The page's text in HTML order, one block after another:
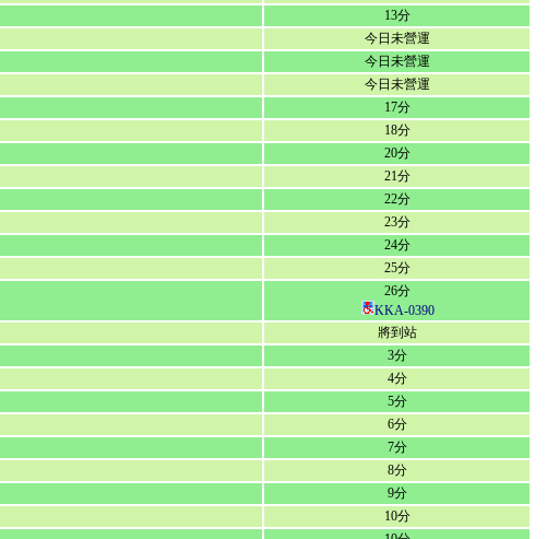
13分
今日未營運
今日未營運
今日未營運
17分
18分
20分
21分
22分
23分
24分
25分
26分
KKA-0390
將到站
3分
4分
5分
6分
7分
8分
9分
10分